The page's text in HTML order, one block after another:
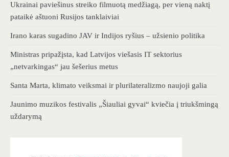
Ukrainai paviešinus streiko filmuotą medžiagą, per vieną naktį
pataikė aštuoni Rusijos tanklaiviai
Irano karas sugadino JAV ir Indijos ryšius – užsienio politika
Ministras pripažįsta, kad Latvijos viešasis IT sektorius
„netvarkingas“ jau šešerius metus
Santa Marta, klimato veiksmai ir plurilateralizmo naujoji galia
Jaunimo muzikos festivalis „Šiauliai gyvai“ kviečia į triukšmingą
uždarymą